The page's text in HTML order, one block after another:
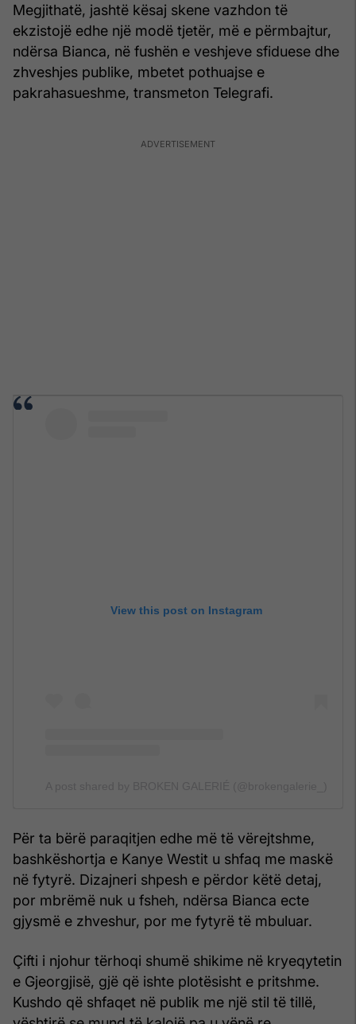
Megjithatë, jashtë kësaj skene vazhdon të
ekzistojë edhe një modë tjetër, më e përmbajtur,
ndërsa Bianca, në fushën e veshjeve sfiduese dhe
zhveshjes publike, mbetet pothuajse e
pakrahasueshme, transmeton Telegrafi.
View this post on Instagram
Për ta bërë paraqitjen edhe më të vërejtshme,
bashkëshortja e Kanye Westit u shfaq me maskë
në fytyrë. Dizajneri shpesh e përdor këtë detaj,
por mbrëmë nuk u fsheh, ndërsa Bianca ecte
gjysmë e zhveshur, por me fytyrë të mbuluar.
Çifti i njohur tërhoqi shumë shikime në kryeqytetin
e Gjeorgjisë, gjë që ishte plotësisht e pritshme.
Kushdo që shfaqet në publik me një stil të tillë,